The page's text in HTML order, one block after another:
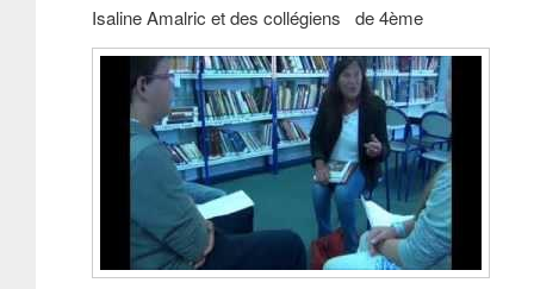
Isaline Amalric et des collégiens de 4ème